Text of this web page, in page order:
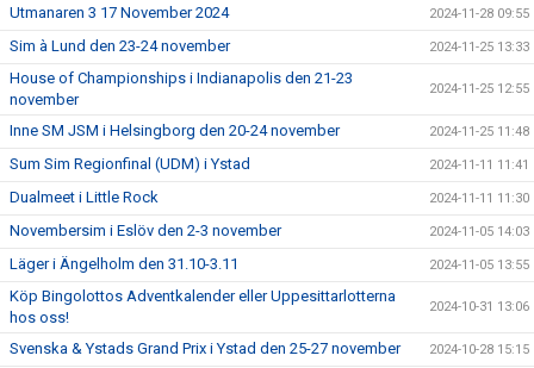
Utmanaren 3 17 November 2024 2024-11-28 09:55
Sim à Lund den 23-24 november 2024-11-25 13:33
House of Championships i Indianapolis den 21-23
november
2024-11-25 12:55
Inne SM JSM i Helsingborg den 20-24 november 2024-11-25 11:48
Sum Sim Regionfinal (UDM) i Ystad 2024-11-11 11:41
Dualmeet i Little Rock 2024-11-11 11:30
Novembersim i Eslöv den 2-3 november 2024-11-05 14:03
Läger i Ängelholm den 31.10-3.11 2024-11-05 13:55
Köp Bingolottos Adventkalender eller Uppesittarlotterna
hos oss!
2024-10-31 13:06
Svenska & Ystads Grand Prix i Ystad den 25-27 november 2024-10-28 15:15